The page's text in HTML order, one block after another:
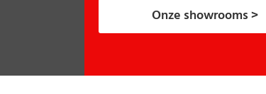
Onze showrooms >